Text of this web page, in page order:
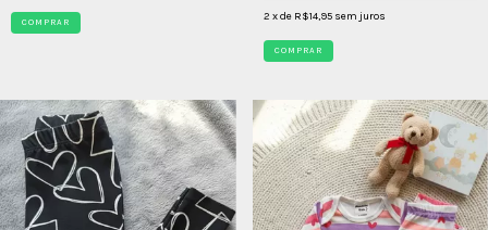
COMPRAR
2 x de R$14,95 sem juros
COMPRAR